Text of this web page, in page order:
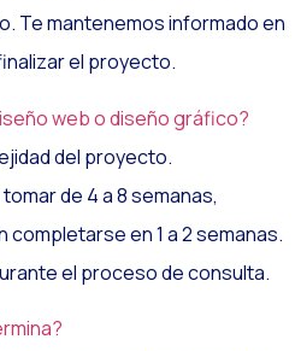
Te mantenemos informado en
el proyecto.
web o diseño gráfico?
del proyecto.
de 4 a 8 semanas,
en 1 a 2 semanas.
el proceso de consulta.